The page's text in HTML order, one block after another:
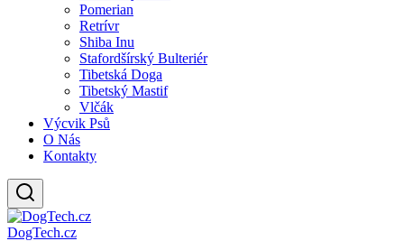
Pomerian
Retrívr
Shiba Inu
Stafordšírský Bulteriér
Tibetská Doga
Tibetský Mastif
Vlčák
Výcvik Psů
O Nás
Kontakty
DogTech.cz